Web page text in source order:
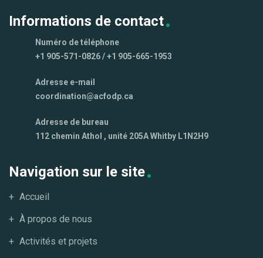
Informations de contact
Numéro de téléphone
+1 905-571-0826 / +1 905-665-1953
Adresse e-mail
coordination@acfodp.ca
Adresse de bureau
112 chemin Athol , unité 205A Whitby L1N2H9
Navigation sur le site
Accueil
À propos de nous
Activités et projets